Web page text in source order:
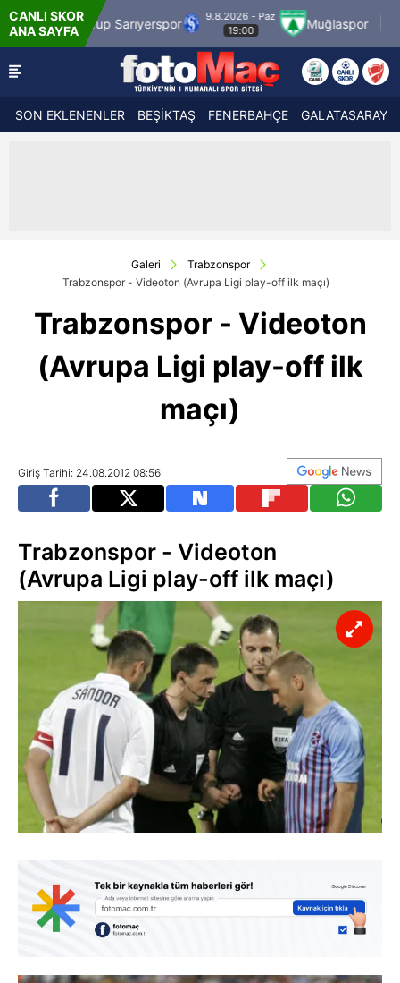
CANLI SKOR
ANA SAYFA
9.8.2026 - Paz
19:00
Muğlaspor Vanspor
9.8.2026 - Paz
21:30
SON EKLENENLER BEŞİKTAŞ FENERBAHÇE GALATASARAY
Galeri
Trabzonspor
Trabzonspor - Videoton (Avrupa Ligi play-off ilk maçı)
Trabzonspor - Videoton
(Avrupa Ligi play-off ilk
maçı)
Giriş Tarihi: 24.08.2012 08:56
Trabzonspor - Videoton
(Avrupa Ligi play-off ilk maçı)